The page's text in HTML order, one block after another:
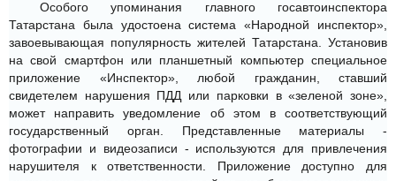
Особого упоминания главного госавтоинспектора
Татарстана была удостоена система «Народной инспектор»,
завоевывающая популярность жителей Татарстана. Установив
на свой смартфон или планшетный компьютер специальное
приложение «Инспектор», любой гражданин, ставший
свидетелем нарушения ПДД или парковки в «зеленой зоне»,
может направить уведомление об этом в соответствующий
государственный орган. Представленные материалы -
фотографии и видеозаписи - используются для привлечения
нарушителя к ответственности. Приложение доступно для